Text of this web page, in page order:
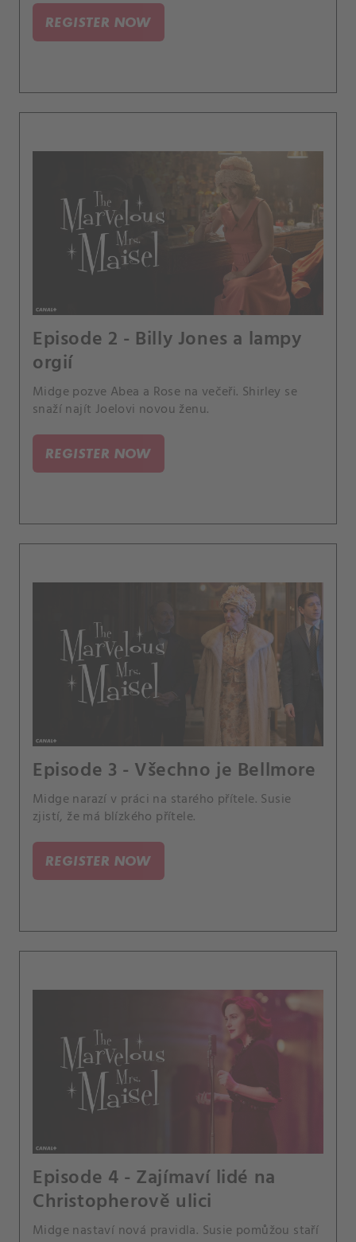
REGISTER NOW
Episode 2 - Billy Jones a lampy
orgií
Midge pozve Abea a Rose na večeři. Shirley se
snaží najít Joelovi novou ženu.
REGISTER NOW
Episode 3 - Všechno je Bellmore
Midge narazí v práci na starého přítele. Susie
zjistí, že má blízkého přítele.
REGISTER NOW
Episode 4 - Zajímaví lidé na
Christopherově ulici
Midge nastaví nová pravidla. Susie pomůžou staří